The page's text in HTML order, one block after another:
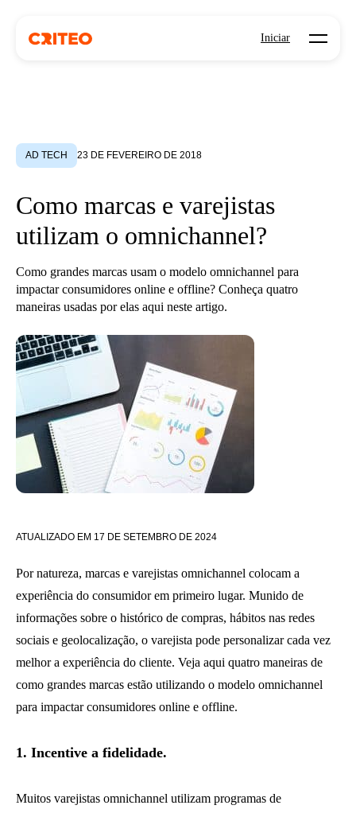
Iniciar Open
AD TECH 23 DE FEVEREIRO DE 2018
Como marcas e varejistas
utilizam o omnichannel?
Como grandes marcas usam o modelo omnichannel para
impactar consumidores online e offline? Conheça quatro
maneiras usadas por elas aqui neste artigo.
ATUALIZADO EM 17 DE SETEMBRO DE 2024
Por natureza, marcas e varejistas omnichannel colocam a
experiência do consumidor em primeiro lugar. Munido de
informações sobre o histórico de compras, hábitos nas redes
sociais e geolocalização, o varejista pode personalizar cada vez
melhor a experiência do cliente. Veja aqui quatro maneiras de
como grandes marcas estão utilizando o modelo omnichannel
para impactar consumidores online e offline.
1. Incentive a fidelidade.
Muitos varejistas omnichannel utilizam programas de